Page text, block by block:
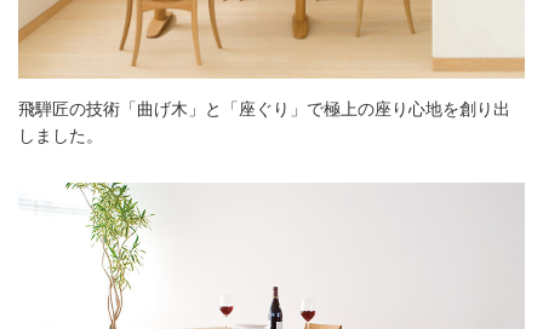
飛騨匠の技術「曲げ木」と「座ぐり」で極上の座り心地を創り出
しました。